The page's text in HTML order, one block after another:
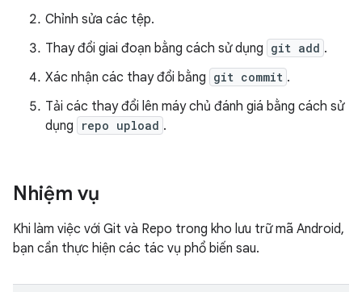
Chỉnh sửa các tệp.
Thay đổi giai đoạn bằng cách sử dụng git add .
Xác nhận các thay đổi bằng git commit .
Tải các thay đổi lên máy chủ đánh giá bằng cách sử
dụng
repo upload .
Nhiệm vụ
Khi làm việc với Git và Repo trong kho lưu trữ mã Android,
bạn cần thực hiện các tác vụ phổ biến sau.